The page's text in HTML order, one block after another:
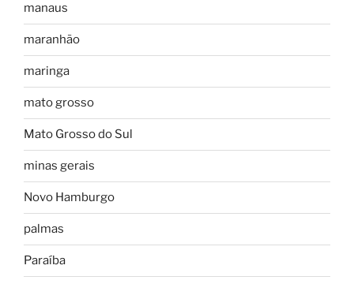
manaus
maranhão
maringa
mato grosso
Mato Grosso do Sul
minas gerais
Novo Hamburgo
palmas
Paraíba